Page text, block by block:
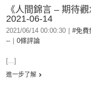
《人間錦言 – 期待
2021-06-14
2021/06/14 00:00:30 #免費
--
0條評論
[...]
進一步了解